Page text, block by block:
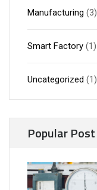
Manufacturing (3)
Smart Factory (1)
Uncategorized (1)
Popular Post